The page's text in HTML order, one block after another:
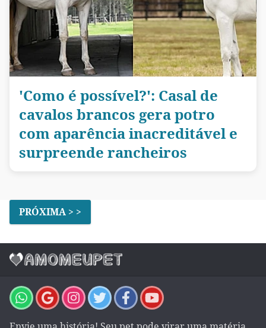
'Como é possível?': Casal de
cavalos brancos gera potro
com aparência inacreditável e
surpreende rancheiros
PRÓXIMA > >